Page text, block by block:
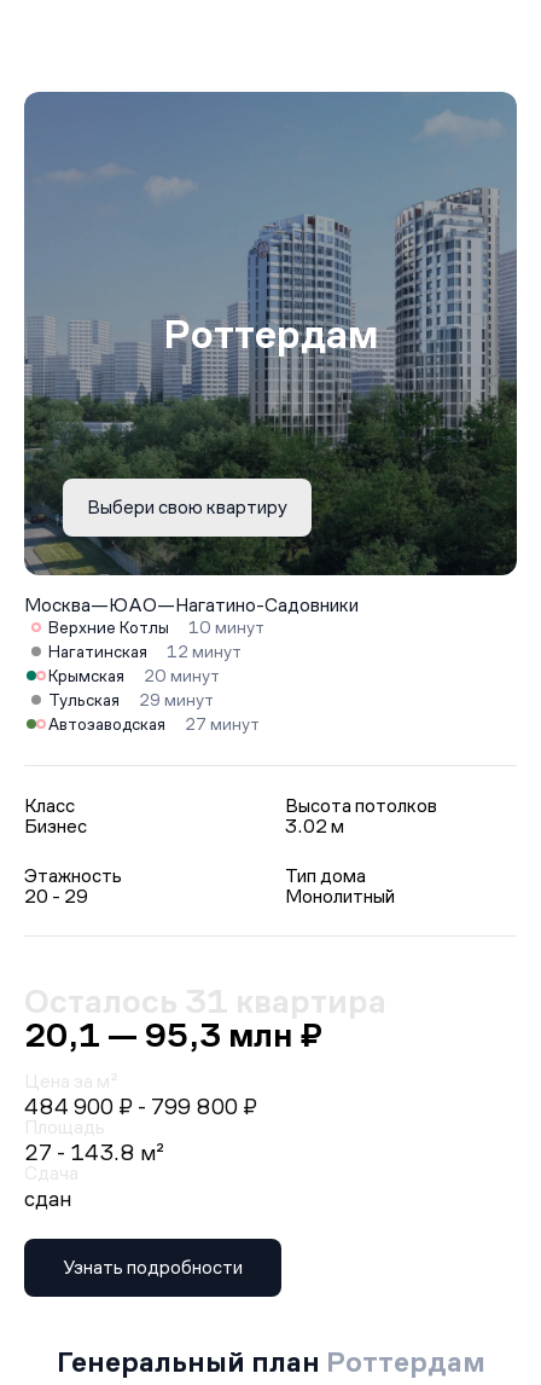
Роттердам
Выбери свою квартиру
Москва—ЮАО—Нагатино-Садовники
Верхние Котлы
10 минут
Нагатинская
12 минут
Крымская
20 минут
Тульская
29 минут
Автозаводская
27 минут
Класс
Бизнес
Высота потолков
3.02 м
Этажность
20 - 29
Тип дома
Монолитный
Осталось 31 квартира
20,1 — 95,3 млн ₽
Цена за м²
484 900 ₽ - 799 800 ₽
Площадь
27 - 143.8 м²
Сдача
сдан
Узнать подробности
Генеральный план Роттердам